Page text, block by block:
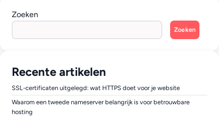
Zoeken
Zoeken
Recente artikelen
SSL-certificaten uitgelegd: wat HTTPS doet voor je website
Waarom een tweede nameserver belangrijk is voor betrouwbare
hosting